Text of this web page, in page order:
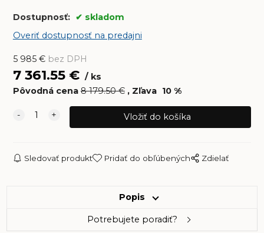
Dostupnosť:
skladom
Overiť dostupnosť na predajni
5 985€ bez DPH
7 361.55€
ks
Pôvodná cena 8 179.50€ Zľava 10%
Sledovať produkt Pridať do obľúbených Zdielať
Popis
Potrebujete poradiť?